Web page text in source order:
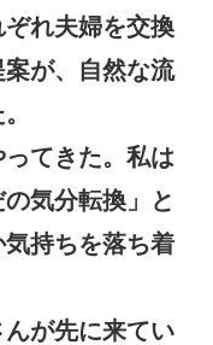
れ夫婦を交換
が、自然な流
てきた。私は
気分転換」と
持ちを落ち着
が先に来てい